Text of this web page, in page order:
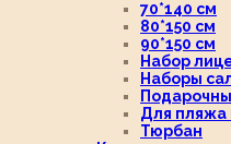
70*140 см
80*150 см
90*150 см
Набор
Наборы
Для пляжа
Тюрбан